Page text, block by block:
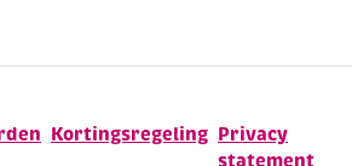
Kortingsregeling Privacy
statement